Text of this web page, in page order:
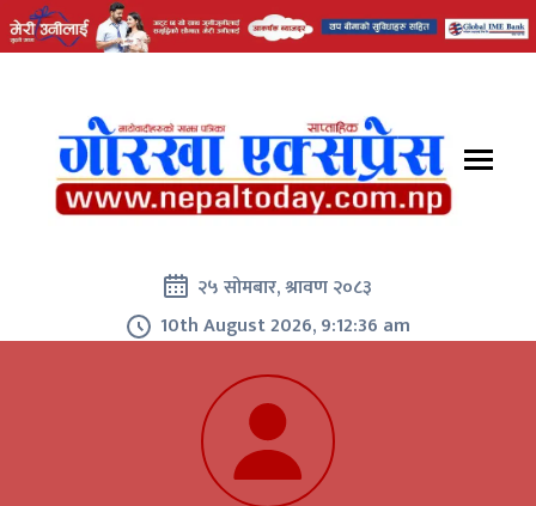
२५ सोमबार, श्रावण २०८३
10th August 2026, 9:12:36 am